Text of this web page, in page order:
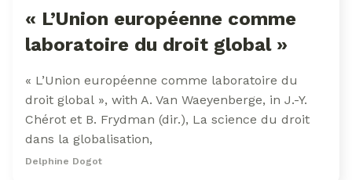
« L’Union européenne comme
laboratoire du droit global »
« L’Union européenne comme laboratoire du
droit global », with A. Van Waeyenberge, in J.-Y.
Chérot et B. Frydman (dir.), La science du droit
dans la globalisation,
Delphine Dogot